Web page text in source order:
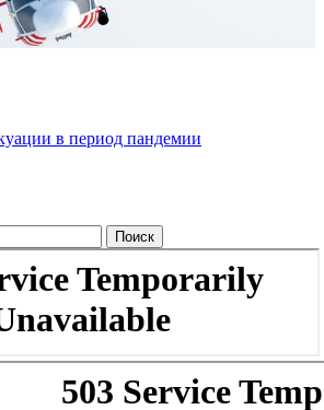
в период пандемии